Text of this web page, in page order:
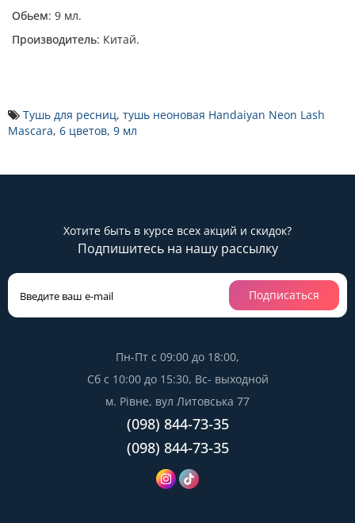
Обьем: 9 мл.
Производитель: Китай.
Тушь для ресниц, тушь неоновая Handaiyan Neon Lash
Mascara, 6 цветов, 9 мл
Хотите быть в курсе всех акций и скидок?
Подпишитесь на нашу рассылку
Подписаться
Пн-Пт с 09:00 до 18:00,
Сб с 10:00 до 15:30, Вс- выходной
м. Рівне, вул Литовська 77
(098) 844-73-35
(098) 844-73-35